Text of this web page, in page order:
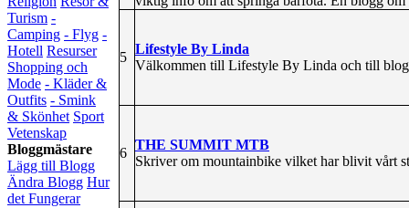
Turism -
Camping - Flyg -
Hotell Resurser
Shopping och
Mode - Kläder &
Outfits - Smink
& Skönhet Sport
Vetenskap
Bloggmästare
Lägg till Blogg
Ändra Blogg Hur
det Fungerar
5
Lifestyle By Linda
Välkommen till Lifestyle By Linda och till
6
THE SUMMIT MTB
Skriver om mountainbike vilket har blivit vårt